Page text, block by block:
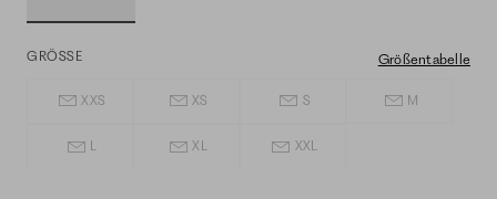
GRÖSSE Größentabelle
XXS XS S M
L XL XXL